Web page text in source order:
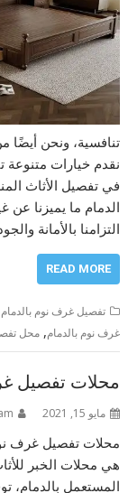
تنافسية، ونحن
نقدم خيارات
في تفصيل الأثاث
الدمام ما يميزنا
التزامنا بالأمانة
READ MORE
تفصيل غرف نوم بالدمام
غرف نوم بالدمام,محل
محلات تفصيل غرف
مايو 15, 2021
محلات تفصيل غرف
هي محلات الخبر
المستعمل بالدمام،